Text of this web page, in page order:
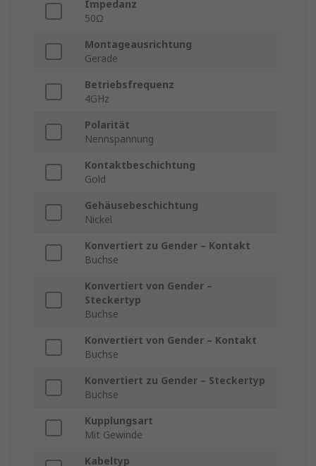
Impedanz
50Ω
Montageausrichtung
Gerade
Betriebsfrequenz
4GHz
Polarität
Nennspannung
Kontaktbeschichtung
Gold
Gehäusebeschichtung
Nickel
Konvertiert zu Gender – Kontakt
Buchse
Konvertiert von Gender –
Steckertyp
Buchse
Konvertiert von Gender – Kontakt
Buchse
Konvertiert zu Gender – Steckertyp
Buchse
Kupplungsart
Mit Gewinde
Kabeltyp